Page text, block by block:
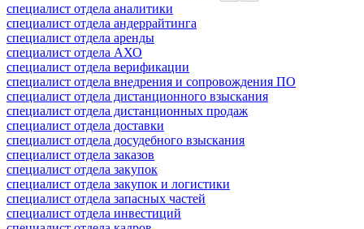
специалист отдела аналитики
специалист отдела андеррайтинга
специалист отдела аренды
специалист отдела АХО
специалист отдела верификации
специалист отдела внедрения и сопровождения ПО
специалист отдела дистанционного взыскания
специалист отдела дистанционных продаж
специалист отдела доставки
специалист отдела досудебного взыскания
специалист отдела заказов
специалист отдела закупок
специалист отдела закупок и логистики
специалист отдела запасных частей
специалист отдела инвестиций